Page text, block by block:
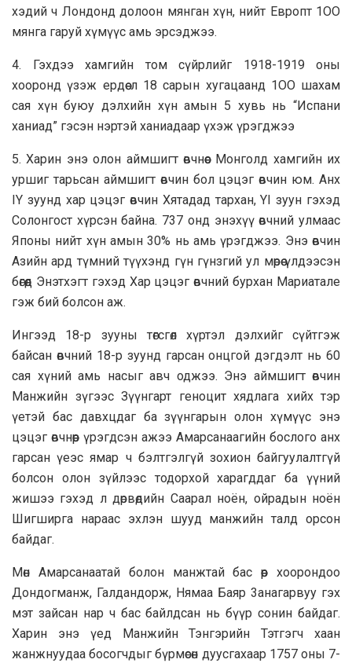
хэдий ч Лондонд долоон мянган хүн, нийт Европт 1OO
мянга гаруй хүмүүс амь эрсэджээ.
4. Гэхдээ хамгийн том сүйрлийг 1918-1919 оны
хооронд үзэж ердөө л 18 сарын хугацаанд 1OO шaxaм
сая хүн буюу дэлхийн хүн амын 5 хувь нь “Испaни
xaниад” гэсэн нэртэй ханиадаар үхэж үрэгджээ
5. Харин энэ олон аймшигт өвчнөөс Монголд хамгийн их
уршиг тарьсан аймшигт өвчин бол цэцэг өвчин юм. Анх
IY зуунд хар цэцэг өвчин Хятадад тархан, YI зуун гэхэд
Солонгост хүрсэн байна. 737 онд энэхүү өвчний улмаас
Японы нийт хүн амын 30% нь амь үрэгджээ. Энэ өвчин
Азийн ард түмний түүхэнд гүн гүнзгий ул мөрөө үлдээсэн
бөгөөд Энэтхэгт гэхэд Хар цэцэг өвчний бурхан Мариатале
гэж бий болсон аж.
Ингээд 18-р зууны төгсгөл хүртэл дэлхийг сүйтгэж
байсан өвчний 18-р зуунд гарсан онцгой дэгдэлт нь 60
сая хүний амь насыг авч оджээ. Энэ аймшигт өвчин
Манжийн зүгээс Зүүнгарт геноцит хядлага хийх тэр
үетэй бас давхцдаг ба зүүнгарын олон хүмүүс энэ
цэцэг өвчнөөр үрэгдсэн ажээ Амарсанаагийн бослого анх
гарсан үеэс ямар ч бэлтгэлгүй зохион байгуулалтгүй
болсон олон зүйлээс тодорхой харагддаг ба үүний
жишээ гэхэд л дөрвөдийн Caapaл ноён, ойрадын ноён
Шигширга нараас эхлэн шууд манжийн талд орсон
байдаг.
Мөн Амарсанaaтай болон манжтай бас өөр хоорондоо
Дондогманж, Галдандорж, Нямaa Баяр 3aнагарвyy гэх
мэт зайсан нар ч бас байлдсан нь бүүр сонин байдаг.
Харин энэ үед Манжийн Тэнгэрийн Тэтгэгч хаан
жанжнуудаа босогчдыг бүрмөсөн дуусгахаар 1757 оны 7-